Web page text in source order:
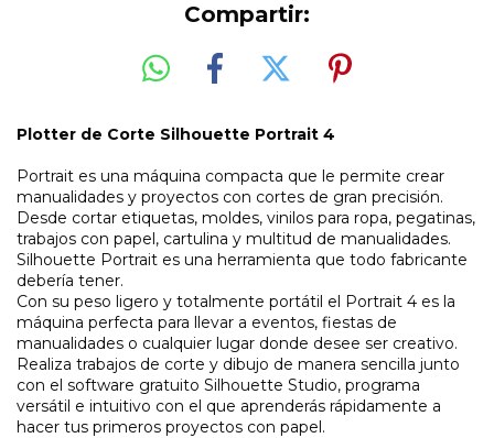
Compartir:
Plotter de Corte Silhouette Portrait 4
Portrait es una máquina compacta que le permite crear
manualidades y proyectos con cortes de gran precisión.
Desde cortar etiquetas, moldes, vinilos para ropa, pegatinas,
trabajos con papel, cartulina y multitud de manualidades.
Silhouette Portrait es una herramienta que todo fabricante
debería tener.
Con su peso ligero y totalmente portátil el Portrait 4 es la
máquina perfecta para llevar a eventos, fiestas de
manualidades o cualquier lugar donde desee ser creativo.
Realiza trabajos de corte y dibujo de manera sencilla junto
con el software gratuito Silhouette Studio, programa
versátil e intuitivo con el que aprenderás rápidamente a
hacer tus primeros proyectos con papel.